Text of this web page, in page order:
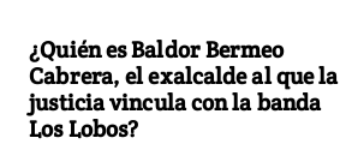
¿Quién es Baldor Bermeo
Cabrera, el exalcalde al que la
justicia vincula con la banda
Los Lobos?